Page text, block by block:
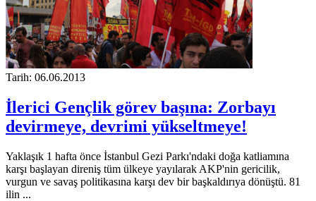
Tarih: 06.06.2013
İlerici Gençlik görev başına: Zorbayı
devirmeye, devrimi yükseltmeye!
Yaklaşık 1 hafta önce İstanbul Gezi Parkı'ndaki doğa katliamına
karşı başlayan direniş tüm ülkeye yayılarak AKP'nin gericilik,
vurgun ve savaş politikasına karşı dev bir başkaldırıya dönüştü. 81
ilin ...